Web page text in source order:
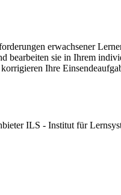
erwachsener
sie in Ihrem
Ihre
ILS - Institut für